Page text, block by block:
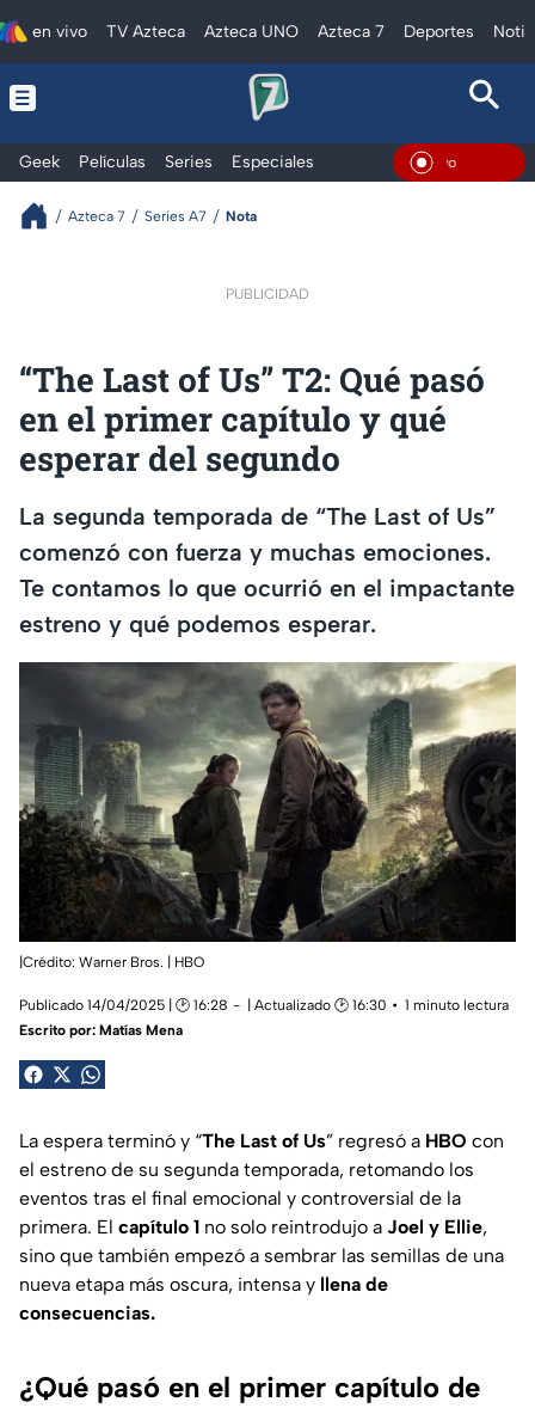
en vivo TV Azteca Azteca UNO Azteca 7 Deportes
Geek Películas Series Especiales En Vivo
Azteca 7 Series A7 Nota
PUBLICIDAD
“The Last of Us” T2: Qué pasó
en el primer capítulo y qué
esperar del segundo
La segunda temporada de “The Last of Us”
comenzó con fuerza y muchas emociones.
Te contamos lo que ocurrió en el impactante
estreno y qué podemos esperar.
|Crédito: Warner Bros. | HBO
Publicado 14/04/2025 | 🕑 16:28 | Actualizado 🕑 16:30
1 minuto lectura
Escrito por: Matías Mena
La espera terminó y “The Last of Us” regresó a HBO con
el estreno de su segunda temporada, retomando los
eventos tras el final emocional y controversial de la
primera. El capítulo 1 no solo reintrodujo a Joel y Ellie,
sino que también empezó a sembrar las semillas de una
nueva etapa más oscura, intensa y llena de
consecuencias.
¿Qué pasó en el primer capítulo de